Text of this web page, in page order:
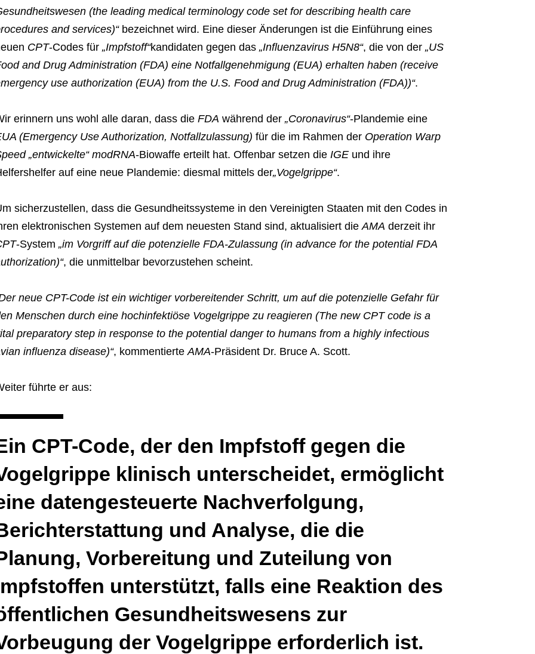
(the leading medical terminology code set for describing health care
and services)“bezeichnet wird. Eine dieser Änderungen ist die Einführung eines
CPT-Codes für„Impfstoff“kandidaten gegen das „Influenzavirus H5N8“, die von der „US
and Drug Administration (FDA) eine Notfallgenehmigung (EUA) erhalten haben (receive
use authorization (EUA) from the U.S. Food and Drug Administration (FDA))“.
erinnern uns wohl alle daran, dass die FDA während der„Coronavirus“-Plandemie eine
(Emergency Use Authorization, Notfallzulassung) für die im Rahmen der Operation Warp
„entwickelte“ modRNA-Biowaffe erteilt hat. Offenbar setzen die IGEund ihre
auf eine neue Plandemie: diesmal mittels der„Vogelgrippe“.
sicherzustellen, dass die Gesundheitssysteme in den Vereinigten Staaten mit den Codes in
elektronischen Systemen auf dem neuesten Stand sind, aktualisiert dieAMA derzeit ihr
-System „im Vorgriff auf die potenzielle FDA-Zulassung (in advance for the potential FDA
, die unmittelbar bevorzustehen scheint.
neue CPT-Code ist ein wichtiger vorbereitender Schritt, um auf die potenzielle Gefahr für
Menschen durch eine hochinfektiöse Vogelgrippe zu reagieren (The new CPT code is a
preparatory step in response to the potential danger to humans from a highly infectious
influenza disease)“, kommentierteAMA-Präsident Dr. Bruce A. Scott.
führte er aus:
CPT-Code, der den Impfstoff gegen die
klinisch unterscheidet, ermöglicht
datengesteuerte Nachverfolgung,
und Analyse, die die
Vorbereitung und Zuteilung von
unterstützt, falls eine Reaktion des
Gesundheitswesens zur
der Vogelgrippe erforderlich ist.